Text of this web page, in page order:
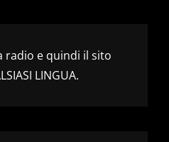
radio e quindi il sito
LINGUA.